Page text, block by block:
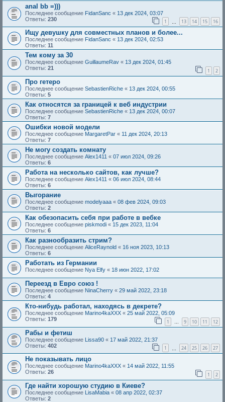
anal bb =)))
Последнее сообщение FidanSanc « 13 дек 2024, 03:07
Ответы: 230 1 13 14 15 16
Ищу девушку для совместных планов и более...
Последнее сообщение FidanSanc « 13 дек 2024, 02:53
Ответы: 11
Тем кому за 30
Последнее сообщение GuillaumeRav « 13 дек 2024, 01:45
Ответы: 21 1 2
Про гетеро
Последнее сообщение SebastienRiche « 13 дек 2024, 00:55
Ответы: 5
Как относятся за границей к веб индустрии
Последнее сообщение SebastienRiche « 13 дек 2024, 00:07
Ответы: 7
Ошибки новой модели
Последнее сообщение MargaretPar « 11 дек 2024, 20:13
Ответы: 7
Не могу создать комнату
Последнее сообщение Alex1411 « 07 июл 2024, 09:26
Ответы: 6
Работа на несколько сайтов, как лучше?
Последнее сообщение Alex1411 « 06 июл 2024, 08:44
Ответы: 6
Выгорание
Последнее сообщение modelyaaa « 08 фев 2024, 09:03
Ответы: 2
Как обезопасить себя при работе в вебке
Последнее сообщение piskmodi « 15 дек 2023, 11:04
Ответы: 6
Как разнообразить стрим?
Последнее сообщение AliceRaynold « 16 ноя 2023, 10:13
Ответы: 6
Работать из Германии
Последнее сообщение Nya Elfy « 18 июн 2022, 17:02
Переезд в Евро союз !
Последнее сообщение NinaCherry « 29 май 2022, 23:18
Ответы: 4
Кто-нибудь работал, находясь в декрете?
Последнее сообщение Marino4kaXXX « 25 май 2022, 05:09
Ответы: 179 1 … 9 10 11 12
Рабы и фетиш
Последнее сообщение Lissa90 « 17 май 2022, 21:37
Ответы: 402 1 24 25 26 27
Не показывать лицо
Последнее сообщение Marino4kaXXX « 14 май 2022, 11:55
Ответы: 26 1 2
Где найти хорошую студию в Киеве?
Последнее сообщение LisaMabia « 08 апр 2022, 02:37
Ответы: 2